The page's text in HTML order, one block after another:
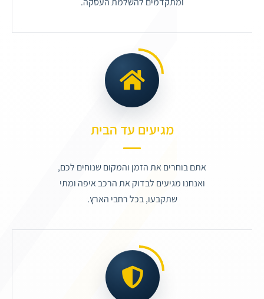
מגיעים עד הבית
אתם בוחרים את הזמן והמקום שנוחים לכם,
ואנחנו מגיעים לבדוק את הרכב איפה ומתי
שתקבעו, בכל רחבי הארץ.